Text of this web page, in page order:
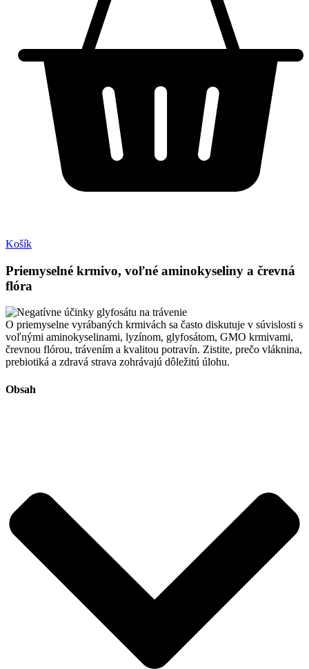
Košík
Priemyselné krmivo, voľné aminokyseliny a črevná
flóra
O priemyselne vyrábaných krmivách sa často diskutuje v súvislosti s
voľnými aminokyselinami, lyzínom, glyfosátom, GMO krmivami,
črevnou flórou, trávením a kvalitou potravín. Zistite, prečo vláknina,
prebiotiká a zdravá strava zohrávajú dôležitú úlohu.
Obsah